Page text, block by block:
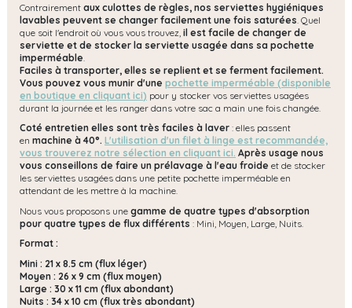
Contrairement aux culottes de règles, nos serviettes hygiéniques
lavables peuvent se changer facilement une fois saturées . Quel
que soit l'endroit où vous vous trouvez, il est facile de changer de
serviette et de stocker la serviette usagée dans sa pochette
imperméable
Faciles à transporter, elles se replient et se ferment facilement.
Vous pouvez vous munir d'une pochette imperméable (disponible
en boutique en cliquant ici) pour y stocker vos serviettes usagées
durant la journée et les ranger dans votre sac a main une fois changée.
Coté entretien elles sont très faciles à laver : elles passent
en machine à 40°. L'utilisation d'un filet à linge est recommandée,
vous trouverez notre sélection en cliquant ici. Après usage nous
vous conseillons de faire un prélavage à l'eau froide et de stocker
les serviettes usagées dans une petite pochette imperméable en
attendant de les mettre à la machine.
Nous vous proposons une gamme de quatre types d'absorption
pour quatre types de flux différents : Mini, Moyen, Large, Nuits.
Format :
Mini : 21 x 8.5 cm (flux léger)
Moyen : 26 x 9 cm (flux moyen)
Large : 30 x 11 cm (flux abondant)
Nuits : 34 x 10 cm (flux très abondant)